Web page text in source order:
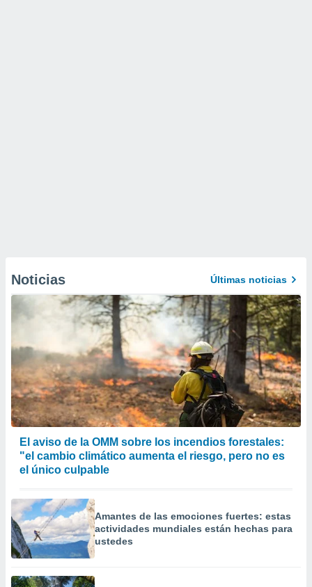
Noticias Últimas noticias
El aviso de la OMM sobre los incendios forestales:
"el cambio climático aumenta el riesgo, pero no es
el único culpable
Amantes de las emociones fuertes: estas
actividades mundiales están hechas para
ustedes